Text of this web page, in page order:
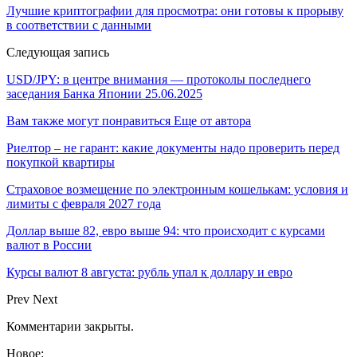
Лучшие криптографии для просмотра: они готовы к прорыву
в соответствии с данными
Следующая запись
USD/JPY: в центре внимания — протоколы последнего
заседания Банка Японии 25.06.2025
Вам также могут понравиться Еще от автора
Риелтор – не гарант: какие документы надо проверить перед
покупкой квартиры
Страховое возмещение по электронным кошелькам: условия и
лимиты с февраля 2027 года
Доллар выше 82, евро выше 94: что происходит с курсами
валют в России
Курсы валют 8 августа: рубль упал к доллару и евро
Prev Next
Комментарии закрыты.
Новое: